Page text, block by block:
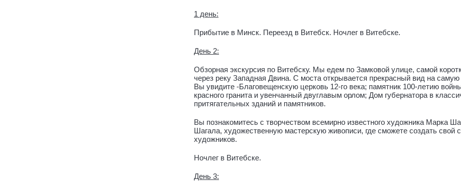
1 день:
Прибытие в Минск. Переезд в Витебск. Ночлег в Витебске.
День 2:
Обзорная экскурсия по Витебску. Мы едем по Замковой улице, самой
через реку Западная Двина. С моста открывается прекрасный вид на
Вы увидите -Благовещенскую церковь 12-го века; памятник 100-летию
красного гранита и увенчанный двуглавым орлом; Дом губернатора в
притягательных зданий и памятников.
Вы познакомитесь с творчеством всемирно известного художника Марка
Шагала, художественную мастерскую живописи, где сможете создать
художников.
Ночлег в Витебске.
День 3: